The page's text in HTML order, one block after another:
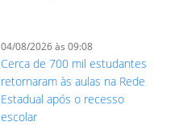
04/08/2026 às 09:08
Cerca de 700 mil estudantes
retornaram às aulas na Rede
Estadual após o recesso
escolar